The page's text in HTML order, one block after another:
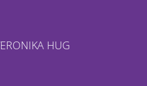
HUG